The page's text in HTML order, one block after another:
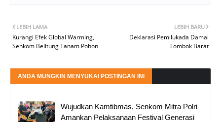
LEBIH BARU
Deklarasi Pemilukada Damai
Lombok Barat
LEBIH LAMA
Kurangi Efek Global Warming,
Senkom Belitung Tanam Pohon
ANDA MUNGKIN MENYUKAI POSTINGAN INI
Wujudkan Kamtibmas, Senkom Mitra Polri
Amankan Pelaksanaan Festival Generasi